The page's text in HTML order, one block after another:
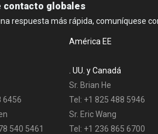
contacto globales
respuesta más rápida, comuníquese
6456
540 5461
América EE
. UU. y Canadá
Sr. Brian He
Tel: +1 825 488 5946
Sr. Eric Wang
Tel: +1 236 865 6700